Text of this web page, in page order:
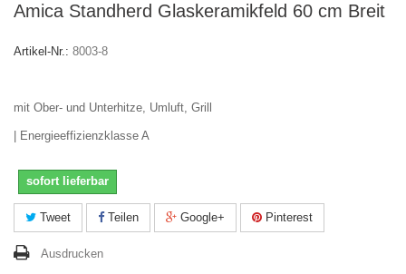
Amica Standherd Glaskeramikfeld 60 cm Breit
Artikel-Nr.: 8003-8
mit Ober- und Unterhitze, Umluft, Grill
| Energieeffizienzklasse A
sofort lieferbar
Tweet Teilen Google+ Pinterest
Ausdrucken